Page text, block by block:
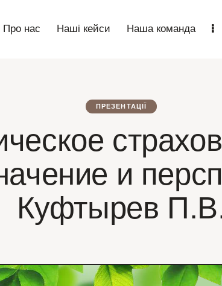
Про нас Наші кейси Наша команда
ПРЕЗЕНТАЦІЇ
и
Куфтырев